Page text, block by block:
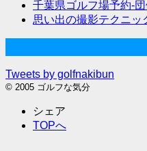
千葉県ゴルフ場予約-
思い出の撮影テクニッ
Tweets by golfnakibun
© 2005 ゴルフな気分
シェア
TOPへ